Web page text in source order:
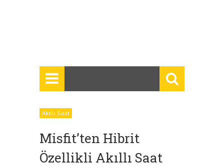
Akıllı Saat
Misfit’ten Hibrit
Özellikli Akıllı Saat